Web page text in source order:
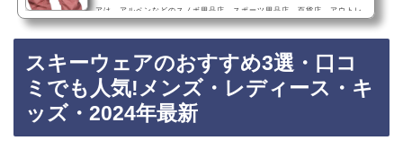
アは、アルペンなどのスノボ用品店、スポーツ用品店、百貨店、アウトレ
ットに売っています！店舗によっては売ってない店もあるので、Amazon
や楽天でもスノボウェアがお得に買っておすすめです！スノボウェアなど
おすすめ3選・口コミでも人気！レディース・メンズICEPARDAL(アイス
パーダル) スノーボード ウェア レディース …
スキーウェアのおすすめ3選・口コ
ミでも人気!メンズ・レディース・キ
ッズ・2024年最新